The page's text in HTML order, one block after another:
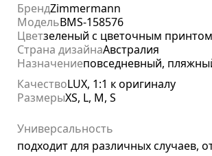
БрендZimmermann
МодельBMS-158576
Цветзеленый с цветочным принтом
Страна дизайнаАвстралия
Назначениеповседневный,
КачествоLUX, 1:1 к оригиналу
РазмерыXS, L, M, S
Универсальность
подходит для различных случаев,